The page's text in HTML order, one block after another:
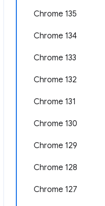
Chrome 135
Chrome 134
Chrome 133
Chrome 132
Chrome 131
Chrome 130
Chrome 129
Chrome 128
Chrome 127